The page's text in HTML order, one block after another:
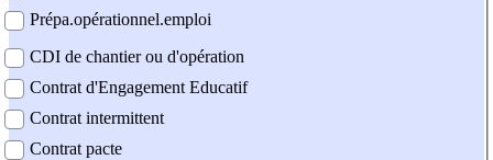
Prépa.opérationnel.emploi
CDI de chantier ou d'opération
Contrat d'Engagement Educatif
Contrat intermittent
Contrat pacte